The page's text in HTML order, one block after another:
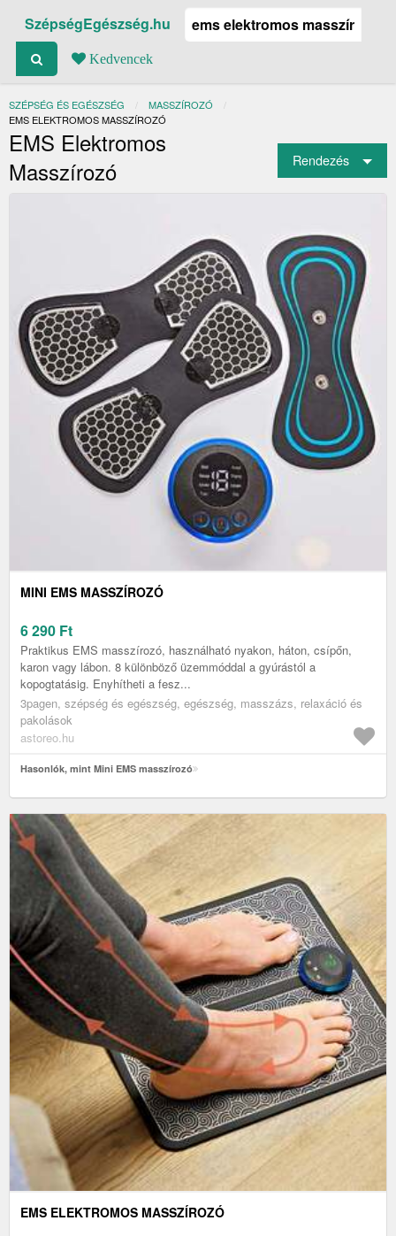
SzépségEgészség.hu
Kedvencek
SZÉPSÉG ÉS EGÉSZSÉG
MASSZÍROZÓ
JELENLEGI:
EMS ELEKTROMOS MASSZÍROZÓ
EMS Elektromos
Masszírozó
Rendezés
MINI EMS MASSZÍROZÓ
6 290 Ft
Praktikus EMS masszírozó, használható nyakon, háton, csípőn,
karon vagy lábon. 8 különböző üzemmóddal a gyúrástól a
kopogtatásig. Enyhítheti a fesz...
3pagen, szépség és egészség, egészség, masszázs, relaxáció és
pakolások
astoreo.hu
Hasonlók, mint Mini EMS masszírozó
EMS ELEKTROMOS MASSZÍROZÓ